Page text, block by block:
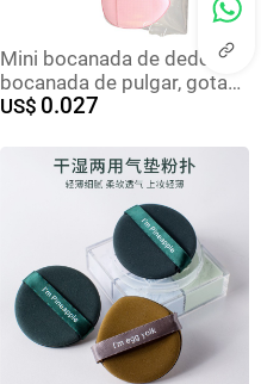
Mini bocanada de dedo,
bocanada de pulgar, gotas
de agua, bocanada
maquillaje seco y húmedo,
bocanada al por mayor
US$ 0.027